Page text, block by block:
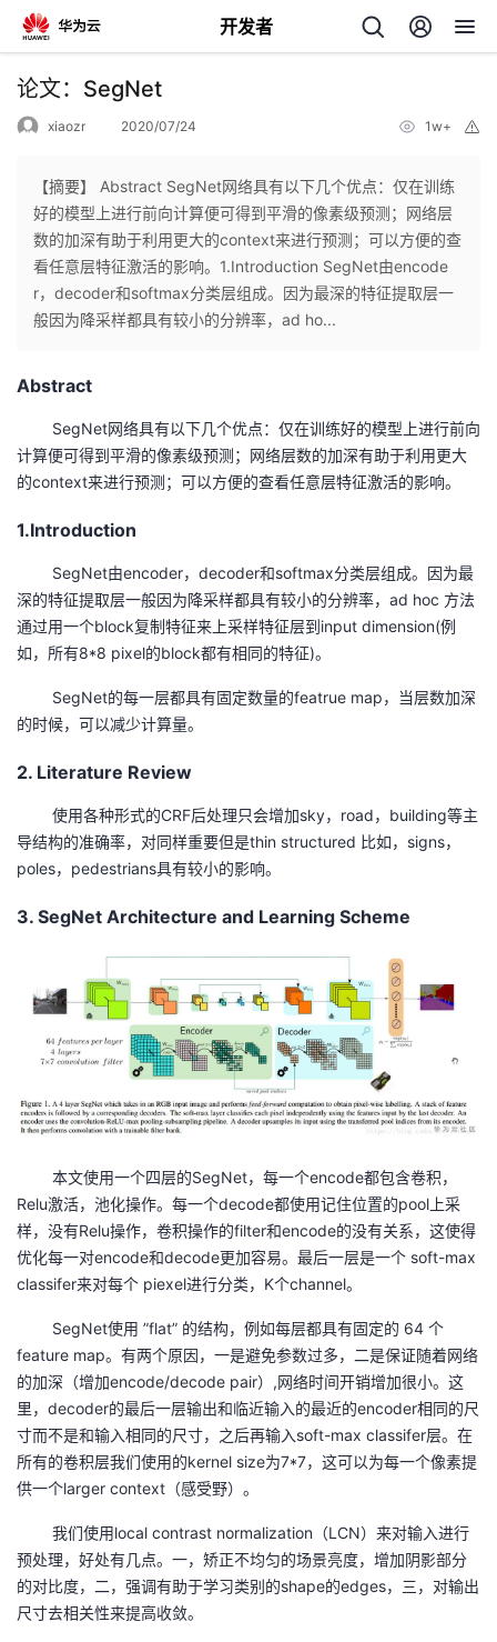
开发者
返
个
人
主
我
的
发
者
我
的
博
我
的
坛
我
圈的
播
我
活
的
注
我
开
者
堂
我
课
程
的
认
我
的
验
我
收
藏
的
我
支
我
的
术
支
我
云
声
议
论文：SegNet
xiaozr 2020/07/24 1w+
【摘要】 Abstract SegNet网络具有以下几个优点：仅在训练
好的模型上进行前向计算便可得到平滑的像素级预测；网络层
数的加深有助于利用更大的context来进行预测；可以方便的查
看任意层特征激活的影响。1.Introduction SegNet由encode
r，decoder和softmax分类层组成。因为最深的特征提取层一
般因为降采样都具有较小的分辨率，ad ho...
Abstract
SegNet网络具有以下几个优点：仅在训练好的模型上进行前向
计算便可得到平滑的像素级预测；网络层数的加深有助于利用更大
的context来进行预测；可以方便的查看任意层特征激活的影响。
1.Introduction
SegNet由encoder，decoder和softmax分类层组成。因为最
深的特征提取层一般因为降采样都具有较小的分辨率，ad hoc 方法
通过用一个block复制特征来上采样特征层到input dimension(例
如，所有8*8 pixel的block都有相同的特征)。
SegNet的每一层都具有固定数量的featrue map，当层数加深
的时候，可以减少计算量。
2. Literature Review
使用各种形式的CRF后处理只会增加sky，road，building等主
导结构的准确率，对同样重要但是thin structured 比如，signs，
poles，pedestrians具有较小的影响。
3. SegNet Architecture and Learning Scheme
本文使用一个四层的SegNet，每一个encode都包含卷积，
Relu激活，池化操作。每一个decode都使用记住位置的pool上采
样，没有Relu操作，卷积操作的filter和encode的没有关系，这使得
优化每一对encode和decode更加容易。最后一层是一个 soft-max
classifer来对每个 piexel进行分类，K个channel。
SegNet使用 ”flat” 的结构，例如每层都具有固定的 64 个
feature map。有两个原因，一是避免参数过多，二是保证随着网络
的加深（增加encode/decode pair）,网络时间开销增加很小。这
里，decoder的最后一层输出和临近输入的最近的encoder相同的尺
寸而不是和输入相同的尺寸，之后再输入soft-max classifer层。在
所有的卷积层我们使用的kernel size为7*7，这可以为每一个像素提
供一个larger context（感受野）。
我们使用local contrast normalization（LCN）来对输入进行
预处理，好处有几点。一，矫正不均匀的场景亮度，增加阴影部分
的对比度，二，强调有助于学习类别的shape的edges，三，对输出
尺寸去相关性来提高收敛。